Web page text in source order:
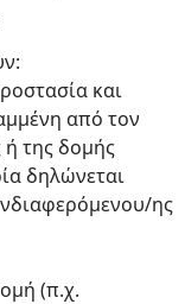
και
από τον
ή της δομής
δηλώνεται
ης
(π.χ.